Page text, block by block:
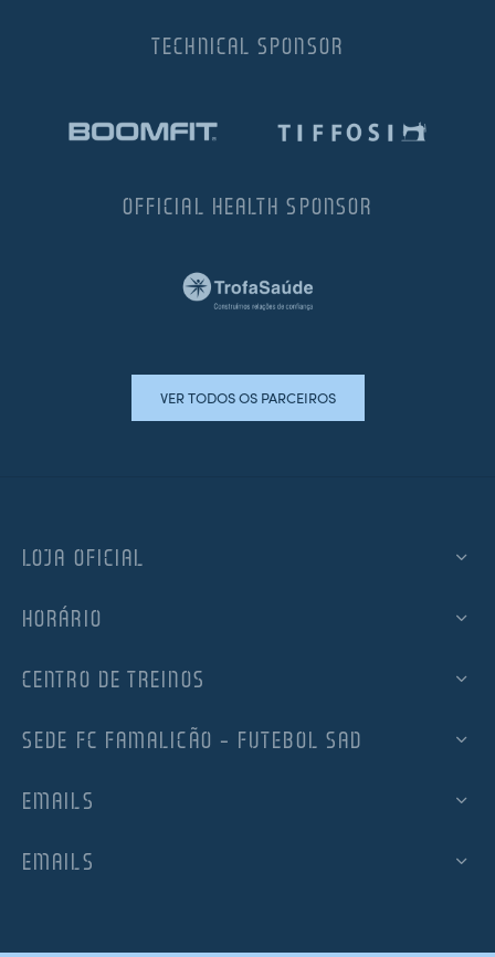
TECHNICAL SPONSOR
OFFICIAL HEALTH SPONSOR
VER TODOS OS PARCEIROS
LOJA OFICIAL
HORÁRIO
CENTRO DE TREINOS
SEDE FC FAMALICÃO – FUTEBOL SAD
EMAILS
EMAILS